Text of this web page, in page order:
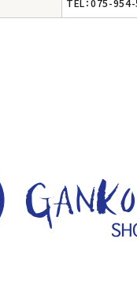
TEL：075-